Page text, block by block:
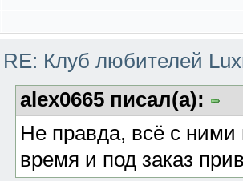
RE: Клуб любителей
alex0665 писал(а):
Не правда, всё с
время и под заказ